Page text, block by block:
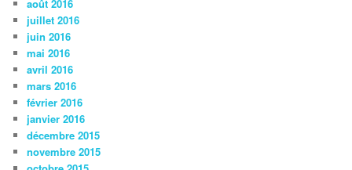
août 2016
juillet 2016
juin 2016
mai 2016
avril 2016
mars 2016
février 2016
janvier 2016
décembre 2015
novembre 2015